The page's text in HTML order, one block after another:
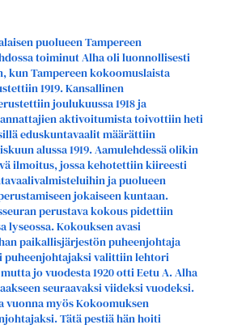
puolueen Tampereen
toiminut Alha oli luonnollisesti
kun Tampereen kokoomuslaista
1919. Kansallinen
joulukuussa 1918 ja
aktivoitumista toivottiin heti
eduskuntavaalit määrättiin
alussa 1919. Aamulehdessä olikin
ilmoitus, jossa kehotettiin kiireesti
ja puolueen
jokaiseen kuntaan.
perustava kokous pidettiin
lyseossa. Kokouksen avasi
paikallisjärjestön puheenjohtaja
puheenjohtajaksi valittiin lehtori
jo vuodesta 1920 otti Eetu A. Alha
seuraavaksi viideksi vuodeksi.
vuonna myös Kokoomuksen
Tätä pestiä hän hoiti